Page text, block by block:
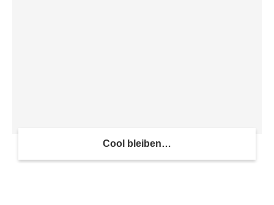
Cool bleiben…